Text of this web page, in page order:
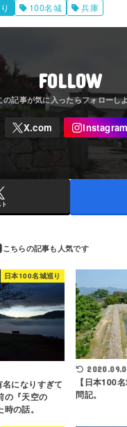
100名城 兵庫
FOLLOW
ト
日本100名城巡り
名になりすぎて
の『天空の
の話。
【日本100
問記。